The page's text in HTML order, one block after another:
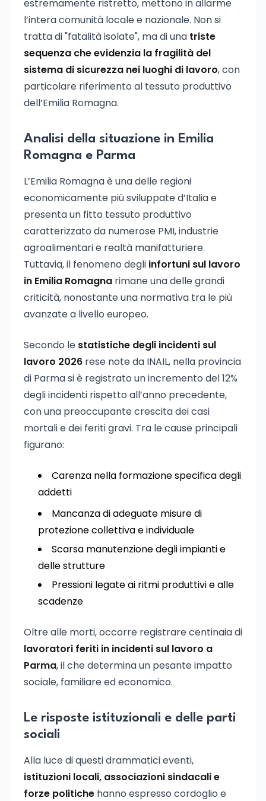
estremamente ristretto, mettono in allarme
l’intera comunità locale e nazionale. Non si
tratta di "fatalità isolate", ma di una triste
sequenza che evidenzia la fragilità del
sistema di sicurezza nei luoghi di lavoro, con
particolare riferimento al tessuto produttivo
dell’Emilia Romagna.
Analisi della situazione in Emilia
Romagna e Parma
L’Emilia Romagna è una delle regioni
economicamente più sviluppate d’Italia e
presenta un fitto tessuto produttivo
caratterizzato da numerose PMI, industrie
agroalimentari e realtà manifatturiere.
Tuttavia, il fenomeno degli infortuni sul lavoro
in Emilia Romagna rimane una delle grandi
criticità, nonostante una normativa tra le più
avanzate a livello europeo.
Secondo le statistiche degli incidenti sul
lavoro 2026 rese note da INAIL, nella provincia
di Parma si è registrato un incremento del 12%
degli incidenti rispetto all’anno precedente,
con una preoccupante crescita dei casi
mortali e dei feriti gravi. Tra le cause principali
figurano:
Carenza nella formazione specifica degli
addetti
Mancanza di adeguate misure di
protezione collettiva e individuale
Scarsa manutenzione degli impianti e
delle strutture
Pressioni legate ai ritmi produttivi e alle
scadenze
Oltre alle morti, occorre registrare centinaia di
lavoratori feriti in incidenti sul lavoro a
Parma, il che determina un pesante impatto
sociale, familiare ed economico.
Le risposte istituzionali e delle parti
sociali
Alla luce di questi drammatici eventi,
istituzioni locali, associazioni sindacali e
forze politiche hanno espresso cordoglio e